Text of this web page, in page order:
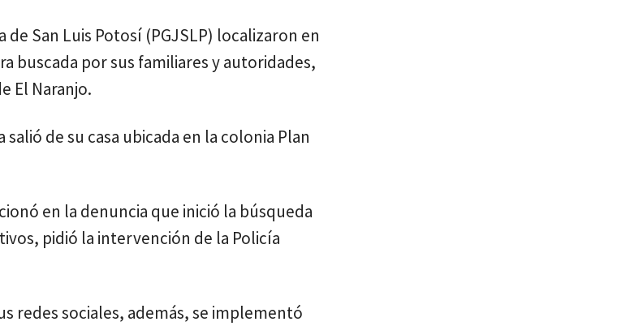
San Luis Potosí (PGJSLP) localizaron en
buscada por sus familiares y autoridades,
El Naranjo.
de su casa ubicada en la colonia Plan
en la denuncia que inició la búsqueda
pidió la intervención de la Policía
redes sociales, además, se implementó